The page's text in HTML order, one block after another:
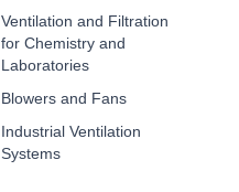
Ventilation and Filtration
for Chemistry and
Laboratories
Blowers and Fans
Industrial Ventilation
Systems